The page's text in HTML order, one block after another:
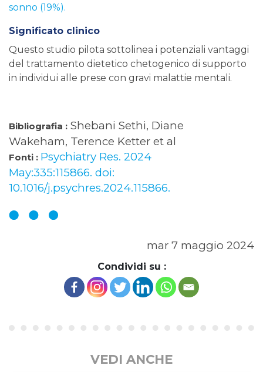
sonno (19%).
Significato clinico
Questo studio pilota sottolinea i potenziali vantaggi
del trattamento dietetico chetogenico di supporto
in individui alle prese con gravi malattie mentali.
Bibliografia : Shebani Sethi, Diane
Wakeham, Terence Ketter et al
Fonti : Psychiatry Res. 2024
May:335:115866. doi:
10.1016/j.psychres.2024.115866.
mar 7 maggio 2024
Condividi su :
VEDI ANCHE